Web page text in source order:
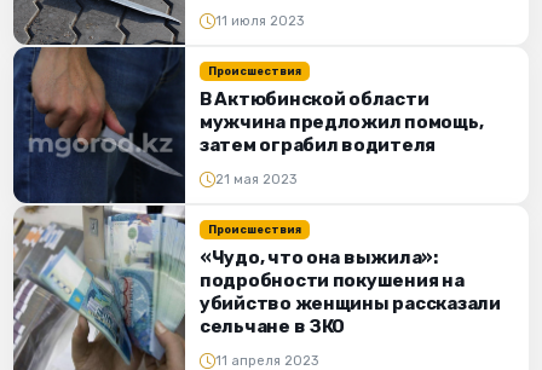
11 июля 2023
Происшествия
В Актюбинской области
мужчина предложил помощь,
затем ограбил водителя
21 мая 2023
Происшествия
«Чудо, что она выжила»:
подробности покушения на
убийство женщины рассказали
сельчане в ЗКО
11 апреля 2023